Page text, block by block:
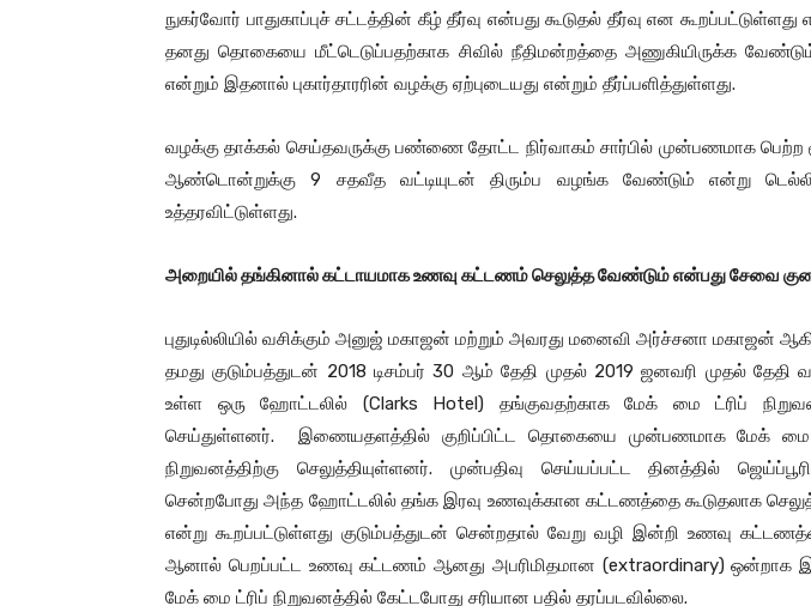
நுகர்வோர் பாதுகாப்புச் சட்டத்தின் கீழ் தீர்வு என்பது கூடுதல் தீர்வு என கூறப்பட்டுள்ளது
தனது தொகையை மீட்டெடுப்பதற்காக சிவில் நீதிமன்றத்தை அணுகியிருக்க வேண்டும்
என்றும் இதனால் புகார்தாரரின் வழக்கு ஏற்புடையது என்றும் தீர்ப்பளித்துள்ளது.
வழக்கு தாக்கல் செய்தவருக்கு பண்ணை தோட்ட நிர்வாகம் சார்பில் முன்பணமாக
ஆண்டொன்றுக்கு 9 சதவீத வட்டியுடன் திரும்ப வழங்க வேண்டும் என்று
உத்தரவிட்டுள்ளது.
அறையில் தங்கினால் கட்டாயமாக உணவு கட்டணம் செலுத்த வேண்டும் என்பது சேவை
புதுடில்லியில் வசிக்கும் அனுஜ் மகாஜன் மற்றும் அவரது மனைவி அர்ச்சனா மகாஜன்
தமது குடும்பத்துடன் 2018 டிசம்பர் 30 ஆம் தேதி முதல் 2019 ஜனவரி முதல் தேதி
உள்ள ஒரு ஹோட்டலில் (Clarks Hotel) தங்குவதற்காக மேக் மை ட்ரிப்
செய்துள்ளனர். இணையதளத்தில் குறிப்பிட்ட தொகையை முன்பணமாக மேக் மை
நிறுவனத்திற்கு செலுத்தியுள்ளனர். முன்பதிவு செய்யப்பட்ட தினத்தில்
சென்றபோது அந்த ஹோட்டலில் தங்க இரவு உணவுக்கான கட்டணத்தை கூடுதலாக
என்று கூறப்பட்டுள்ளது குடும்பத்துடன் சென்றதால் வேறு வழி இன்றி உணவு
ஆனால் பெறப்பட்ட உணவு கட்டணம் ஆனது அபரிமிதமான (extraordinary) ஒன்றாக
மேக் மை ட்ரிப் நிறுவனத்தில் கேட்டபோது சரியான பதில் தரப்படவில்லை.